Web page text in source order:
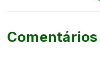
Comentários